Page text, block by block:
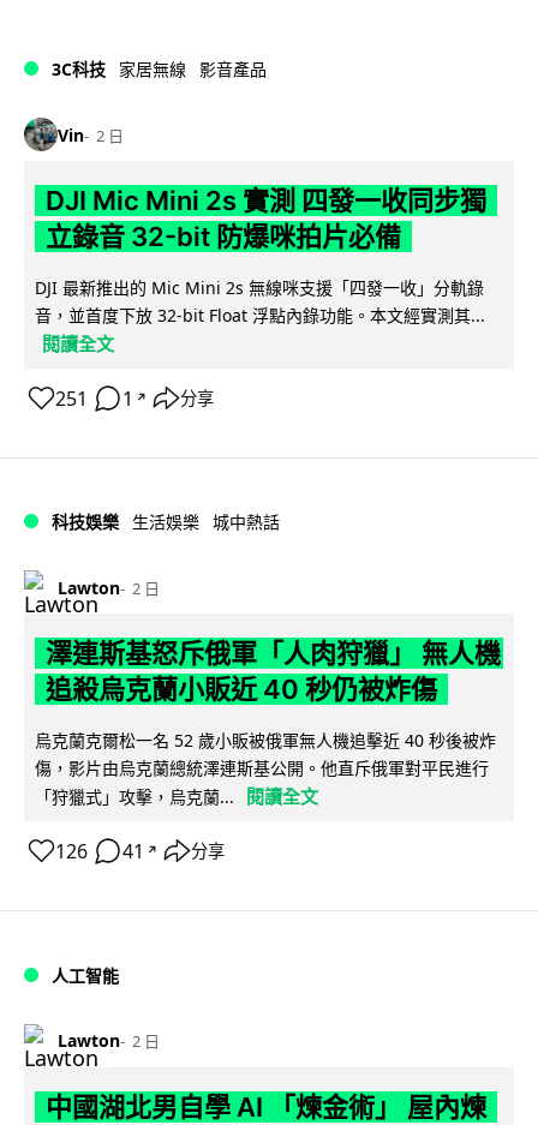
3C科技 家居無線 影音產品
Vin 2 日
DJI Mic Mini 2s 實測 四發一收同步獨
立錄音 32-bit 防爆咪拍片必備
DJI 最新推出的 Mic Mini 2s 無線咪支援「四發一收」分軌錄
音，並首度下放 32-bit Float 浮點內錄功能。本文經實測其...
閱讀全文
251 1 ↗ 分享
科技娛樂 生活娛樂 城中熱話
Lawton 2 日
澤連斯基怒斥俄軍「人肉狩獵」 無人機
追殺烏克蘭小販近 40 秒仍被炸傷
烏克蘭克爾松一名 52 歲小販被俄軍無人機追擊近 40 秒後被炸
傷，影片由烏克蘭總統澤連斯基公開。他直斥俄軍對平民進行
「狩獵式」攻擊，烏克蘭...
閱讀全文
126 41 ↗ 分享
人工智能
Lawton 2 日
中國湖北男自學 AI 「煉金術」 屋內煉